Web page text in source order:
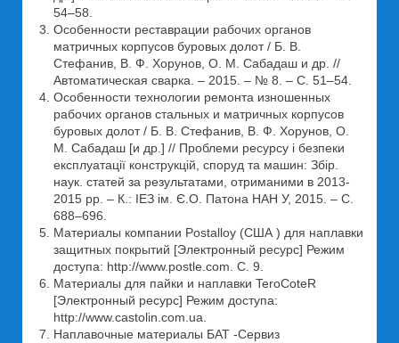
54–58.
Особенности реставрации рабочих органов
матричных корпусов буровых долот / Б. В.
Стефанив, В. Ф. Хорунов, О. М. Сабадаш и др. //
Автоматическая сварка. – 2015. – № 8. – С. 51–54.
Особенности технологии ремонта изношенных
рабочих органов стальных и матричных корпусов
буровых долот / Б. В. Стефанив, В. Ф. Хорунов, О.
М. Сабадаш [и др.] // Проблеми ресурсу і безпеки
експлуатації конструкцій, споруд та машин: Збір.
наук. статей за результатами, отриманими в 2013-
2015 рр. – К.: ІЕЗ ім. Є.О. Патона НАН У, 2015. – С.
688–696.
Материалы компании Postalloy (США ) для наплавки
защитных покрытий [Электронный ресурс] Режим
доступа: http://www.postle.com. С. 9.
Материалы для пайки и наплавки TeroCoteR
[Электронный ресурс] Режим доступа:
http://www.castolin.com.ua.
Наплавочные материалы БАТ -Сервиз